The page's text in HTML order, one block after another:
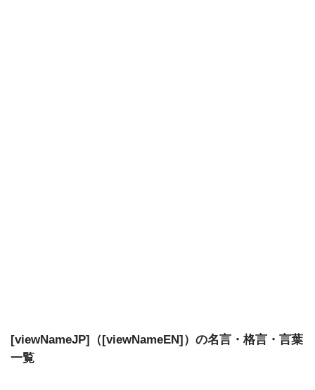
[viewNameJP]（[viewNameEN]）の名言・格言・言葉
一覧